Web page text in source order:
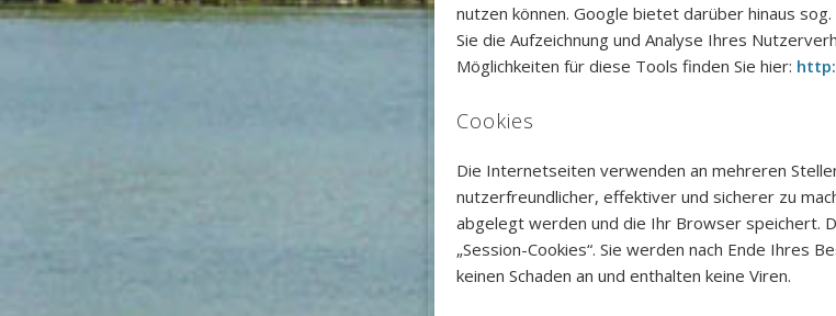
nutzen können. Google bietet darüber hinaus
Sie die Aufzeichnung und Analyse Ihres
Möglichkeiten für diese Tools finden Sie hier:
Cookies
Die Internetseiten verwenden an mehreren
nutzerfreundlicher, effektiver und sicherer zu
abgelegt werden und die Ihr Browser speichert.
„Session-Cookies“. Sie werden nach Ende Ihres
keinen Schaden an und enthalten keine Viren.